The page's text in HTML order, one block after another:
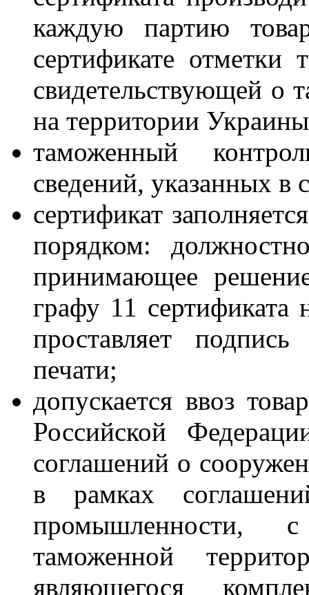
каждую партию
сертификате
свидетельствующей о
на территории
таможенный
сведений, указанных в
сертификат
порядком:
принимающее
графу 11 сертификата
проставляет
печати;
допускается ввоз
Российской
соглашений о
в рамках
промышленности,
таможенной
являющегося